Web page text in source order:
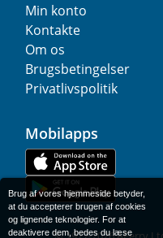
Min konto
Kontakte
Om os
Brugsbetingelser
Privatlivspolitik
Mobilapps
Brug af vores hjemmeside betyder,
at du accepterer brugen af cookies
og lignende teknologier. For at
deaktivere dem, bedes du læse